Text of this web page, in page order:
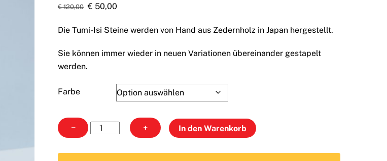
€120,00 Ursprünglicher
war:
€ 50,00
ist:
Die Tumi-Isi Steine werden von Hand aus Zedernholz in Japan hergestellt.
Sie können immer wieder in neuen Variationen übereinander gestapelt
werden.
Farbe
−
Tumi-
Isi
+ In den Warenkorb